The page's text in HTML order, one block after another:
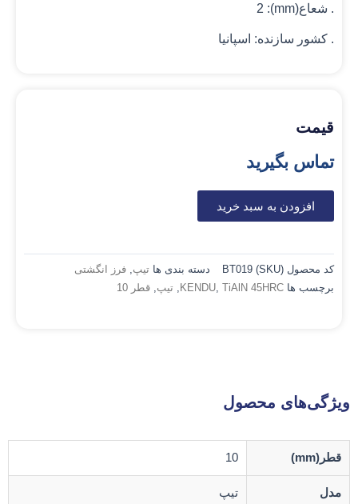
. شعاع(mm): 2
. کشور سازنده: اسپانیا
قیمت
تماس بگیرید
افزودن به سبد خرید
کد محصول (SKU) BT019 دسته بندی ها تیپ فرز انگشتی
برچسب ها
KENDU TiAlN 45HRC تیپ قطر 10
ویژگی‌های محصول
قطر(mm) 10
مدل تیپ